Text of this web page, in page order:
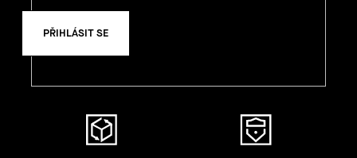
PŘIHLÁSIT SE